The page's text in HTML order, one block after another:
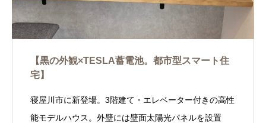
【黒の外観×TESLA蓄電池。都市型スマート住
宅】
寝屋川市に新登場。3階建て・エレベーター付きの高性
能モデルハウス。外壁には壁面太陽光パネルを設置